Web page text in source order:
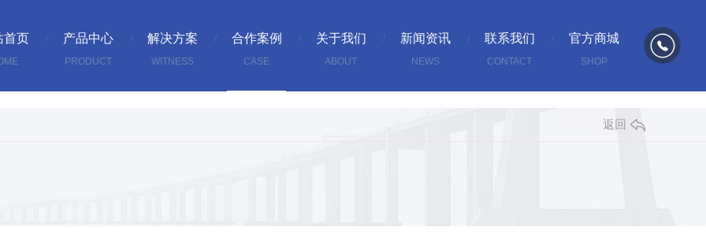
首页 产品中心
PRODUCT
解决方案
WITNESS
合作案例
CASE
关于我们
ABOUT
新闻资讯
NEWS
联系我们
CONTACT
官方商城
SHOP
返回